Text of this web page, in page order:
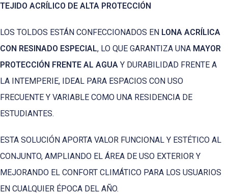
TEJIDO ACRÍLICO DE ALTA PROTECCIÓN
LOS TOLDOS ESTÁN CONFECCIONADOS EN LONA ACRÍLICA
CON RESINADO ESPECIAL, LO QUE GARANTIZA UNA MAYOR
PROTECCIÓN FRENTE AL AGUA Y DURABILIDAD FRENTE A
LA INTEMPERIE, IDEAL PARA ESPACIOS CON USO
FRECUENTE Y VARIABLE COMO UNA RESIDENCIA DE
ESTUDIANTES.
ESTA SOLUCIÓN APORTA VALOR FUNCIONAL Y ESTÉTICO AL
CONJUNTO, AMPLIANDO EL ÁREA DE USO EXTERIOR Y
MEJORANDO EL CONFORT CLIMÁTICO PARA LOS USUARIOS
EN CUALQUIER ÉPOCA DEL AÑO.